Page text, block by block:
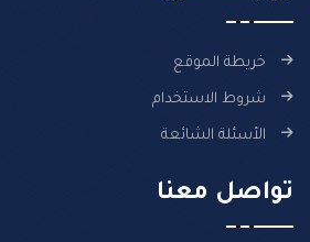
خريطة الموقع
شروط الاستخدام
الأسئلة الشائعة
تواصل معنا